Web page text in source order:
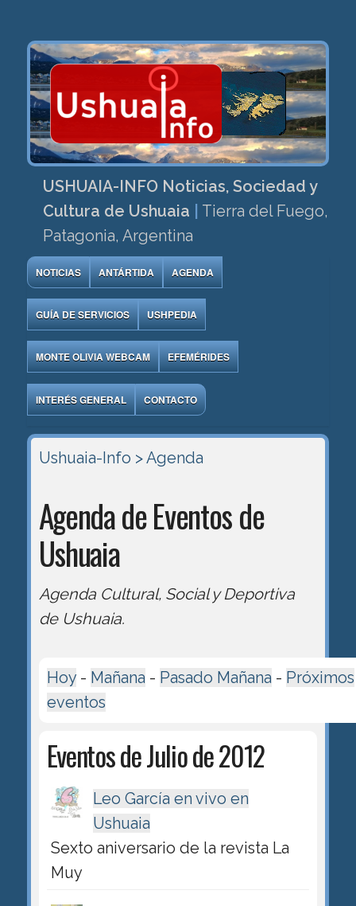
USHUAIA-INFO Noticias, Sociedad y
Cultura de Ushuaia
Tierra del Fuego,
Patagonia, Argentina
NOTICIAS ANTÁRTIDA AGENDA
GUÍA DE SERVICIOS USHPEDIA
MONTE OLIVIA WEBCAM EFEMÉRIDES
INTERÉS GENERAL CONTACTO
Ushuaia-Info > Agenda
Agenda de Eventos de
Ushuaia
Agenda Cultural, Social y Deportiva
de Ushuaia.
Hoy- Mañana - Pasado Mañana - Próximos
eventos
Eventos de Julio de 2012
Leo García en vivo en
Ushuaia
Sexto aniversario de la revista La
Muy